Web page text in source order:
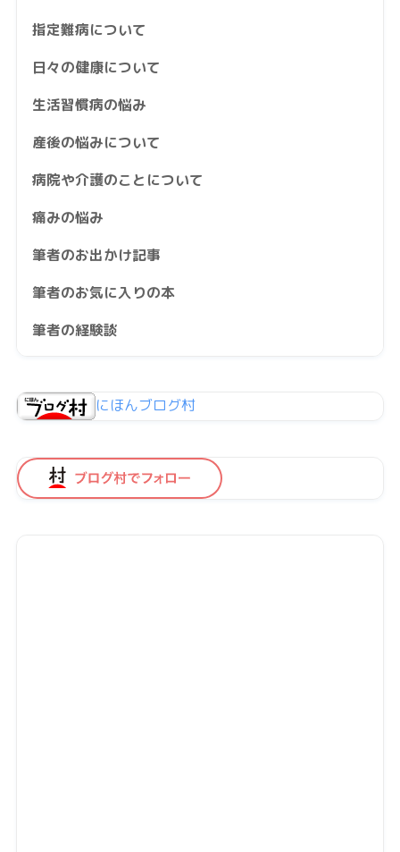
指定難病について
日々の健康について
生活習慣病の悩み
産後の悩みについて
病院や介護のことについて
痛みの悩み
筆者のお出かけ記事
筆者のお気に入りの本
筆者の経験談
にほんブログ村